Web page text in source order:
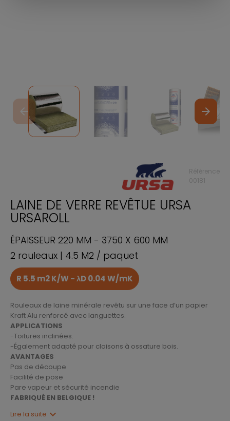
arrow_forward
arrow_back
Référence
00181
LAINE DE VERRE REVÊTUE URSA
URSAROLL
ÉPAISSEUR 220 MM - 3750 X 600 MM
2 rouleaux | 4.5 M2 / paquet
R 5.5 m2 K/W - λD 0.04 W/mK
Rouleaux de laine minérale revêtu sur une face d’un papier
Kraft Alu renforcé avec languettes.
APPLICATIONS
-Toitures inclinées.
-Également adapté pour cloisons à ossature bois.
AVANTAGES
Pas de découpe
Facilité de pose
Pare vapeur et sécurité incendie
FABRIQUÉ EN BELGIQUE !
Lire la suite expand_more